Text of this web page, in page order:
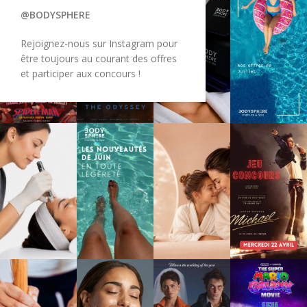
@BODYSPHERE
Rejoignez-nous sur Instagram pour
être toujours au courant des offres
et participer aux concours !